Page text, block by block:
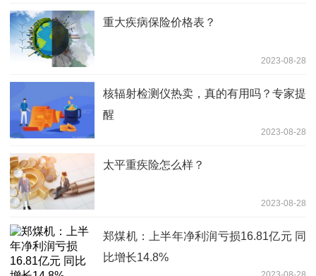
重大疾病保险价格表？
2023-08-28
核辐射检测仪热卖，真的有用吗？专家提
醒
2023-08-28
太平重疾险怎么样？
2023-08-28
郑煤机：上半年净利润亏损16.81亿元 同
比增长14.8%